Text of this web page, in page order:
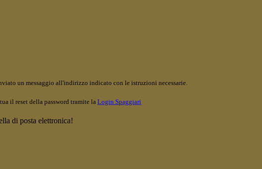
un messaggio all'indirizzo indicato con le istruzioni necessarie.
il reset della password tramite la Login Spaggiari
di posta elettronica!